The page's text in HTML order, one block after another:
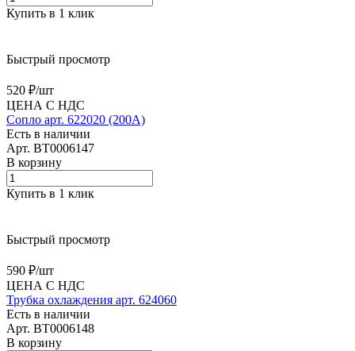
Купить в 1 клик
Быстрый просмотр
520 ₽/шт
ЦЕНА С НДС
Сопло арт. 622020 (200А)
Есть в наличии
Арт. BT0006147
В корзину
Купить в 1 клик
Быстрый просмотр
590 ₽/шт
ЦЕНА С НДС
Трубка охлаждения арт. 624060
Есть в наличии
Арт. BT0006148
В корзину